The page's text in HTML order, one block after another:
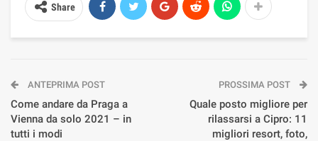
Share
ANTEPRIMA POST
Come andare da Praga a
Vienna da solo 2021 – in
tutti i modi
PROSSIMA POST
Quale posto migliore per
rilassarsi a Cipro: 11
migliori resort, foto,